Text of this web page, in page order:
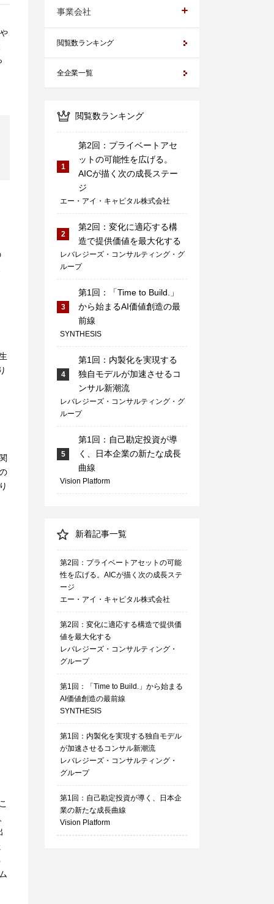
事業会社
閲覧数ランキング
全企業一覧
閲覧数ランキング
1
第2回：プライベートアセ
ットの可能性を広げる。
AICが描く次の成長ステー
ジ
エー・アイ・キャピタル株式会社
2
第2回：変化に適応する構
造で提供価値を最大化する
レバレジーズ・コンサルティング・グ
ループ
3
第1回：「Time to Build.」
から始まるAI価値創造の最
前線
SYNTHESIS
4
第1回：内製化を実現する
独自モデルが加速させるコ
ンサル新潮流
レバレジーズ・コンサルティング・グ
ループ
5
第1回：自己勘定投資が導
く、日本企業の新たな成長
曲線
Vision Platform
新着記事一覧
第2回：プライベートアセットの可能
性を広げる。AICが描く次の成長ステ
ージ
エー・アイ・キャピタル株式会社
第2回：変化に適応する構造で提供価
値を最大化する
レバレジーズ・コンサルティング・
グループ
第1回：「Time to Build.」から始まる
AI価値創造の最前線
SYNTHESIS
第1回：内製化を実現する独自モデル
が加速させるコンサル新潮流
レバレジーズ・コンサルティング・
グループ
第1回：自己勘定投資が導く、日本企
業の新たな成長曲線
Vision Platform